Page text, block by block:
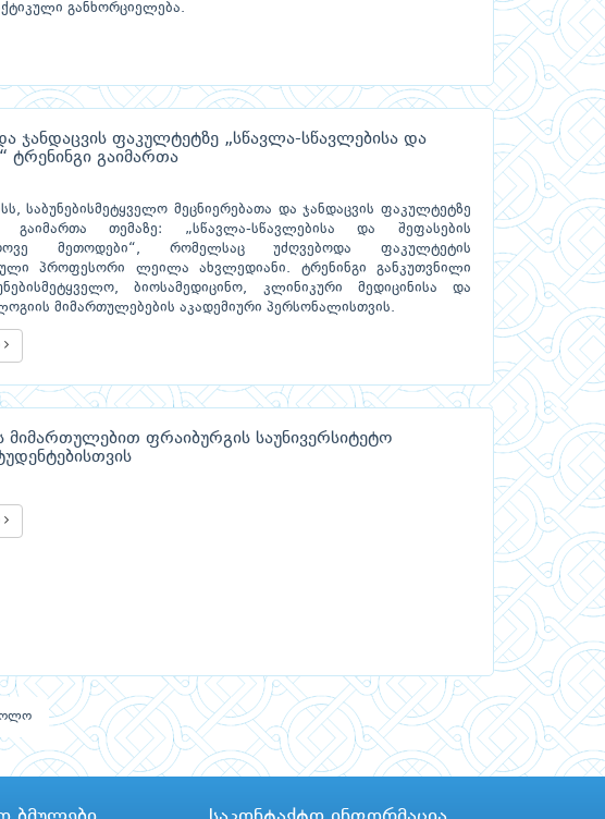
განხორციელება.
ჯანდაცვის ფაკულტეტზე „სწავლა-სწავლებისა და
ტრენინგი გაიმართა
საბუნებისმეტყველო მეცნიერებათა და ჯანდაცვის ფაკულტეტზე
გაიმართა თემაზე: „სწავლა-სწავლებისა და შეფასების
მეთოდები“, რომელსაც უძღვებოდა ფაკულტეტის
პროფესორი ლეილა ახვლედიანი. ტრენინგი განკუთვნილი
ბიოსამედიცინო, კლინიკური მედიცინისა და
მიმართულებების აკადემიური პერსონალისთვის.
მიმართულებით ფრაიბურგის საუნივერსიტეტო